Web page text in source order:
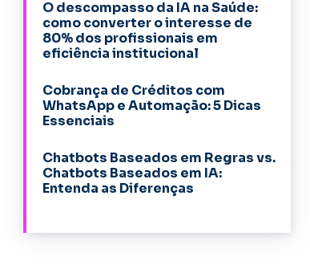
O descompasso da IA na Saúde:
como converter o interesse de
80% dos profissionais em
eficiência institucional
Cobrança de Créditos com
WhatsApp e Automação: 5 Dicas
Essenciais
Chatbots Baseados em Regras vs.
Chatbots Baseados em IA:
Entenda as Diferenças